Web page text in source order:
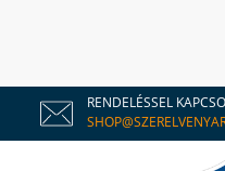
RENDELÉSSEL